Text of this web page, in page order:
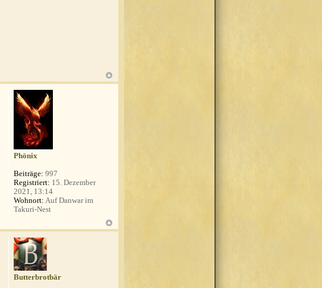
Phönix
Beiträge: 997
Registriert: 15. Dezember
2021, 13:14
Wohnort: Auf Danwar im
Takuri-Nest
Butterbrotbär